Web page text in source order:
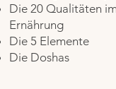
Die 20 Qualitäten
Ernährung
Die 5 Elemente
Die Doshas